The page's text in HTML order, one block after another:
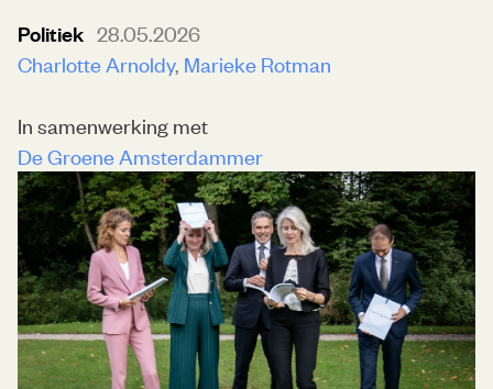
Politiek 28.05.2026
Charlotte Arnoldy Marieke Rotman
In samenwerking met
De Groene Amsterdammer